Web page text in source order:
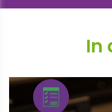
In